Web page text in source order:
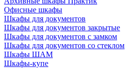
Офисные шкафы
Шкафы для документов
Шкафы для документов закрытые
Шкафы для документов с замком
Шкафы для документов со стеклом
Шкафы ШАМ
Шкафы-купе